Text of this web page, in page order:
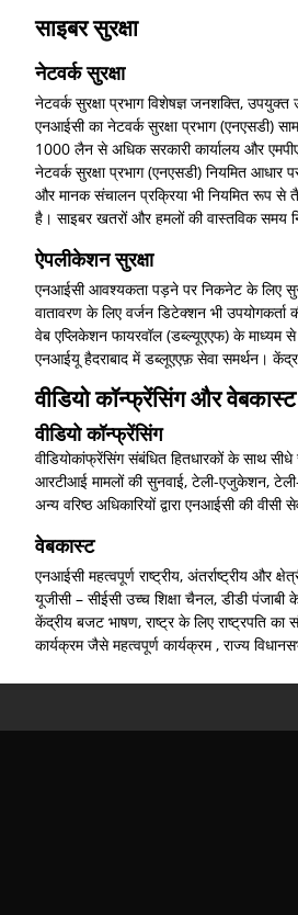
साइबर सुरक्षा
नेटवर्क सुरक्षा
नेटवर्क सुरक्षा प्रभाग विशेषज्ञ जनशक्ति,
एनआईसी का नेटवर्क सुरक्षा प्रभाग (एनएसडी)
1000 लैन से अधिक सरकारी कार्यालय और
नेटवर्क सुरक्षा प्रभाग (एनएसडी) नियमित आधार
और मानक संचालन प्रक्रिया भी नियमित रूप से
है। साइबर खतरों और हमलों की वास्तविक समय
ऐपलीकेशन सुरक्षा
एनआईसी आवश्यकता पड़ने पर निकनेट के लिए
वातावरण के लिए वर्जन डिटेक्शन भी
वेब एप्लिकेशन फायरवॉल (डब्ल्यूएएफ) के माध्यम
एनआईयू हैदराबाद में डब्लूएएफ़ सेवा समर्थन।
वीडियो कॉन्फ्रेंसिंग और वेबकास्ट
वीडियो कॉन्फ्रेंसिंग
वीडियोकांफ्रेंसिंग संबंधित हितधारकों के साथ
आरटीआई मामलों की सुनवाई, टेली-एजुकेशन,
अन्य वरिष्ठ अधिकारियों द्वारा एनआईसी की
वेबकास्ट
एनआईसी महत्वपूर्ण राष्ट्रीय, अंतर्राष्ट्रीय और
यूजीसी – सीईसी उच्च शिक्षा चैनल, डीडी
केंद्रीय बजट भाषण, राष्ट्र के लिए राष्ट्रपति
कार्यक्रम जैसे महत्वपूर्ण कार्यक्रम , राज्य